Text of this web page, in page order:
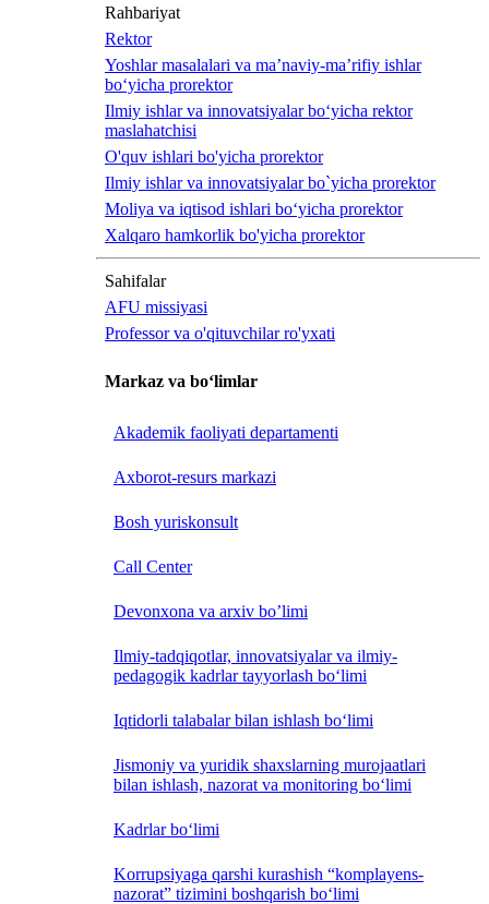
Rahbariyat
Rektor
Yoshlar masalalari va ma’naviy-ma’rifiy ishlar
bo‘yicha prorektor
Ilmiy ishlar va innovatsiyalar bo‘yicha rektor
maslahatchisi
O'quv ishlari bo'yicha prorektor
Ilmiy ishlar va innovatsiyalar bo`yicha prorektor
Moliya va iqtisod ishlari bo‘yicha prorektor
Xalqaro hamkorlik bo'yicha prorektor
Sahifalar
AFU missiyasi
Professor va o'qituvchilar ro'yxati
Markaz va bo‘limlar
Akademik faoliyati departamenti
Axborot-resurs markazi
Bosh yuriskonsult
Call Center
Devonxona va arxiv bo’limi
Ilmiy-tadqiqotlar, innovatsiyalar va ilmiy-
pedagogik kadrlar tayyorlash bo‘limi
Iqtidorli talabalar bilan ishlash bo‘limi
Jismoniy va yuridik shaxslarning murojaatlari
bilan ishlash, nazorat va monitoring bo‘limi
Kadrlar bo‘limi
Korrupsiyaga qarshi kurashish “komplayens-
nazorat” tizimini boshqarish bo‘limi